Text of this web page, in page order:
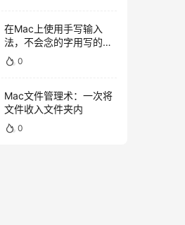
在Mac上使用手写输入
法，不会念的字用写的就
好！
0
Mac文件管理术：一次将
文件收入文件夹内
0